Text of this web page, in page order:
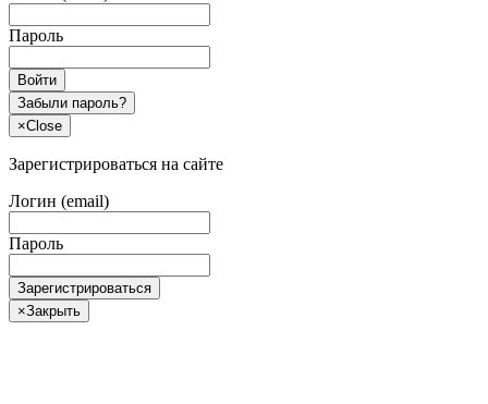
Пароль
Войти
Забыли пароль?
×Close
Зарегистрироваться на сайте
Логин (email)
Пароль
Зарегистрироваться
×Закрыть